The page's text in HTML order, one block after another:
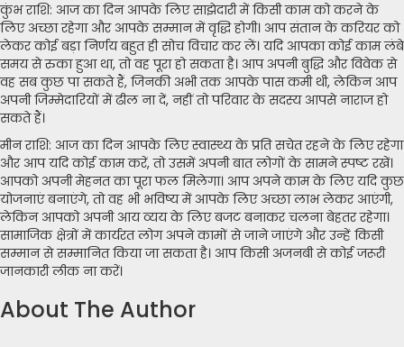
कुंभ राशि: आज का दिन आपके लिए साझेदारी में किसी काम को करने के
लिए अच्छा रहेगा और आपके सम्मान में वृद्धि होगी। आप संतान के करियर को
लेकर कोई बड़ा निर्णय बहुत ही सोच विचार कर लें। यदि आपका कोई काम लंबे
समय से रुका हुआ था, तो वह पूरा हो सकता है। आप अपनी बुद्धि और विवेक से
वह सब कुछ पा सकते हैं, जिनकी अभी तक आपके पास कमी थी, लेकिन आप
अपनी जिम्मेदारियों में ढील ना दें, नहीं तो परिवार के सदस्य आपसे नाराज हो
सकते हैं।
मीन राशि: आज का दिन आपके लिए स्वास्थ्य के प्रति सचेत रहने के लिए रहेगा
और आप यदि कोई काम करें, तो उसमें अपनी बात लोगों के सामने स्पष्ट रखें।
आपको अपनी मेहनत का पूरा फल मिलेगा। आप अपने काम के लिए यदि कुछ
योजनाएं बनाएंगे, तो वह भी भविष्य में आपके लिए अच्छा लाभ लेकर आएंगी,
लेकिन आपको अपनी आय व्यय के लिए बजट बनाकर चलना बेहतर रहेगा।
सामाजिक क्षेत्रों में कार्यरत लोग अपने कामों से जाने जाएंगे और उन्हें किसी
सम्मान से सम्मानित किया जा सकता है। आप किसी अजनबी से कोई जरूरी
जानकारी लीक ना करें।
About The Author